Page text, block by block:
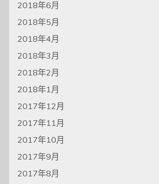
2018年6月
2018年5月
2018年4月
2018年3月
2018年2月
2018年1月
2017年12月
2017年11月
2017年10月
2017年9月
2017年8月